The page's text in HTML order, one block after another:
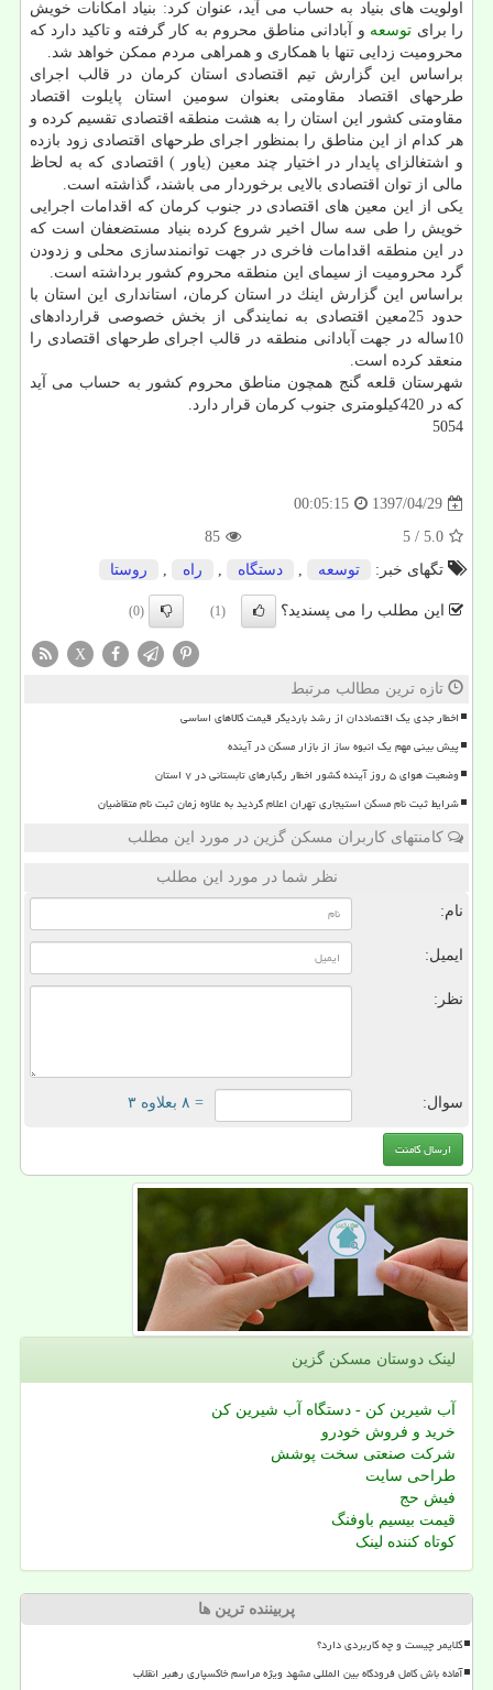
اولویت های بنیاد به حساب می آید، عنوان كرد: بنیاد امكانات خویش
را برای توسعه و آبادانی مناطق محروم به كار گرفته و تاكید دارد كه
محرومیت زدایی تنها با همكاری و همراهی مردم ممكن خواهد شد.
براساس این گزارش تیم اقتصادی استان كرمان در قالب اجرای
طرحهای اقتصاد مقاومتی بعنوان سومین استان پایلوت اقتصاد
مقاومتی كشور این استان را به هشت منطقه اقتصادی تقسیم كرده و
هر كدام از این مناطق را بمنظور اجرای طرحهای اقتصادی زود بازده
و اشتغالزای پایدار در اختیار چند معین (یاور ) اقتصادی كه به لحاظ
مالی از توان اقتصادی بالایی برخوردار می باشند، گذاشته است.
یكی از این معین های اقتصادی در جنوب كرمان كه اقدامات اجرایی
خویش را طی سه سال اخیر شروع كرده بنیاد مستضعفان است كه
در این منطقه اقدامات فاخری در جهت توانمندسازی محلی و زدودن
گرد محرومیت از سیمای این منطقه محروم كشور برداشته است.
براساس این گزارش اینك در استان كرمان، استانداری این استان با
حدود 25معین اقتصادی به نمایندگی از بخش خصوصی قراردادهای
10ساله در جهت آبادانی منطقه در قالب اجرای طرحهای اقتصادی را
منعقد كرده است.
شهرستان قلعه گنج همچون مناطق محروم كشور به حساب می آید
كه در 420كیلومتری جنوب كرمان قرار دارد.
5054
1397/04/29
00:05:15
5.0
/ 5
85
تگهای خبر:
توسعه , دستگاه , راه , روستا
این مطلب را می پسندید؟ (1)
(0)
X
تازه ترین مطالب مرتبط
اخطار جدی یک اقتصاددان از رشد باردیگر قیمت کالاهای اساسی
پیش بینی مهم یک انبوه ساز از بازار مسکن در آینده
وضعیت هوای ۵ روز آینده کشور اخطار رگبارهای تابستانی در ۷ استان
شرایط ثبت نام مسکن استیجاری تهران اعلام گردید به علاوه زمان ثبت نام متقاضیان
کامنتهای کاربران مسکن گزین در مورد این مطلب
نظر شما در مورد این مطلب
نام:
ایمیل:
نظر:
سوال: = ۸ بعلاوه ۳
لینک دوستان مسكن گزین
آب شیرین کن - دستگاه آب شیرین کن
خرید و فروش خودرو
شرکت صنعتی سخت پوشش
طراحی سایت
فیش حج
قیمت بیسیم باوفنگ
کوتاه کننده لینک
پربیننده ترین ها
کلایمر چیست و چه کاربردی دارد؟
آماده باش کامل فرودگاه بین المللی مشهد ویژه مراسم خاکسپاری رهبر انقلاب